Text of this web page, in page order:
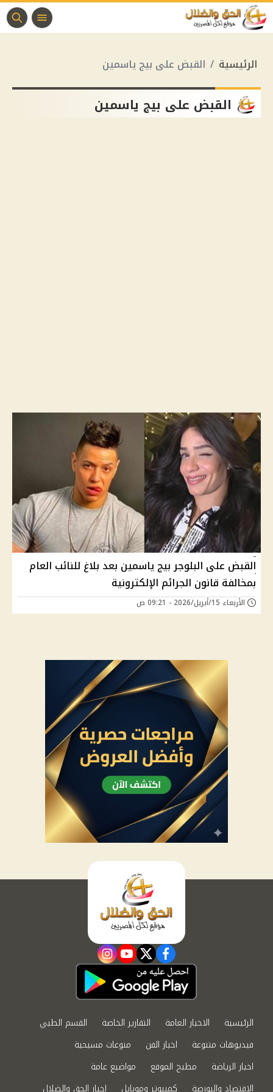
الرئيسية القبض على بيج ياسمين
القبض على بيج ياسمين
القبض على البلوجر بيج ياسمين بعد بلاغ للنائب العام
بمخالفة قانون الجرائم الإلكترونية
الأربعاء 15/أبريل/2026 - 09:21 ص
facebook
twitter
youtube
instagram
الرئيسية الاخبار العامة التقارير الخاصة
القسم الطبي
فيديوهات متنوعة
اخبار الفن
منوعات مسيحية
اخبار الرياضة
مطبخ الموقع
مواضيع عامة
الاقتصاد والبورصة
كمبيوتر وموبايل اخبار الحق والضلال